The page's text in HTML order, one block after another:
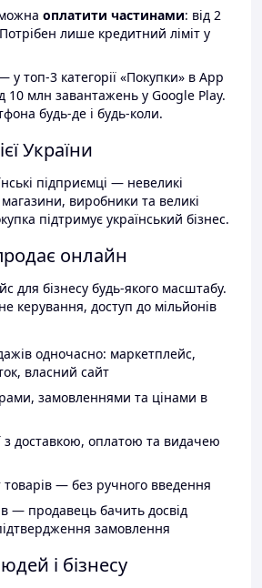
оплатити частинами: від 2
лише кредитний ліміт у
у топ-3 категорії «Покупки» в App
10 млн завантажень у Google Play.
будь-де і будь-коли.
України
підприємці — невеликі
магазини, виробники та великі
підтримує український бізнес.
онлайн
для бізнесу будь-якого масштабу.
керування, доступ до мільйонів
одночасно: маркетплейс,
власний сайт
замовленнями та цінами в
з доставкою, оплатою та видачею
— без ручного введення
— продавець бачить досвід
замовлення
і бізнесу